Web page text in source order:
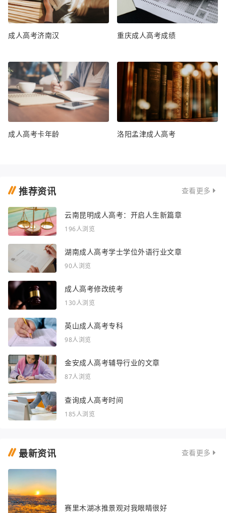
成人高考济南汉 重庆成人高考成绩
成人高考卡年龄 洛阳孟津成人高考
推荐资讯 查看更多
云南昆明成人高考：开启人生新篇章
196人浏览
湖南成人高考学士学位外语行业文章
90人浏览
成人高考修改统考
130人浏览
英山成人高考专科
98人浏览
金安成人高考辅导行业的文章
87人浏览
查询成人高考时间
185人浏览
最新资讯 查看更多
赛里木湖冰推景观对我眼睛很好